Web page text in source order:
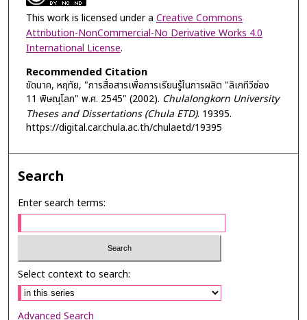
This work is licensed under a Creative Commons
Attribution-NonCommercial-No Derivative Works 4.0
International License.
Recommended Citation
ขัดนาค, หฤทัย, "การสื่อสารเพื่อการเรียนรู้ในการผลิต "ลิเกทีวีช่อง
11 พิษณุโลก" พ.ศ. 2545" (2002). Chulalongkorn University
Theses and Dissertations (Chula ETD). 19395.
https://digital.car.chula.ac.th/chulaetd/19395
Search
Enter search terms:
Select context to search:
Advanced Search